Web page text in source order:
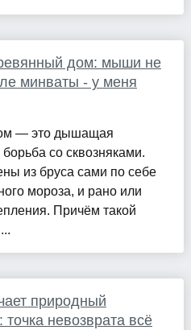
дом: мыши не
минваты - у меня
— это дышащая
со сквозняками.
из бруса сами по себе
мороза, и рано или
Причём такой
природный
невозврата всё